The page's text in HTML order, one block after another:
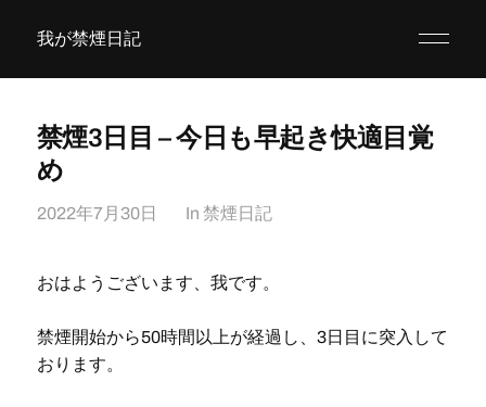
我が禁煙日記
禁煙3日目 – 今日も早起き快適目覚
め
2022年7月30日 In 禁煙日記
おはようございます、我です。
禁煙開始から50時間以上が経過し、3日目に突入して
おります。